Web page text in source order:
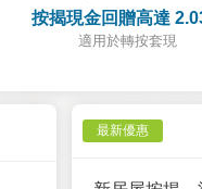
按揭現金回贈高達
適用於轉按套現
最新優惠